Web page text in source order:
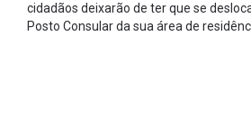
cidadãos deixarão de ter que se
Posto Consular da sua área de